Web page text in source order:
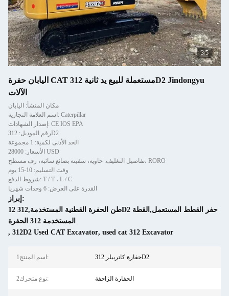
4/5
اليابان حفرة CAT مستعملة للبيع يد ثانية 312D2 Jindongyu
الآلات
مكان المنشأ: اليابان
اسم العلامة التجارية: Caterpillar
إصدار الشهادات: CE IOS EPA
رقم الموديل: 312D2
الحد الأدنى لكمية: 1 مجموعة
الأسعار: 28000 USD
تفاصيل التغليف: حاوية، سفينة بضائع سائبة، رف مسطح، RORO
وقت التسليم: 10-15 يوم
شروط الدفع: T / T ، L / C.
القدرة على العرض: 6 وحدات شهريا
إبراز:
12 طن الحفرة القطنية المستخدمة,312D2 حفر القطط المستعمل,القطة
المستخدمة 312 الحفرة
, 312D2 Used CAT Excavator, used cat 312 Excavator
1اسم المنتج: حفارة كاتربيلر 312D2
2نوع متحرك: الحفارة الزاحفة